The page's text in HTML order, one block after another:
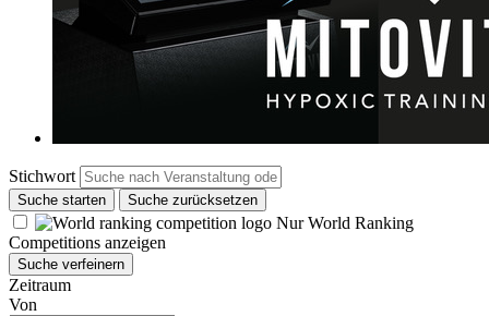
Stichwort
Suche starten Suche zurücksetzen
Nur World Ranking
Competitions anzeigen
Suche verfeinern
Zeitraum
Von